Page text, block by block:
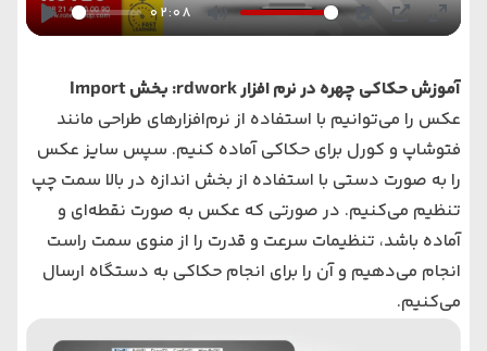
Play
02:08
Mute Settings
PIP Enter
آموزش حکاکی چهره در نرم افزار rdwork: بخش Import
عکس را می‌توانیم با استفاده از نرم‌افزارهای طراحی مانند
فتوشاپ و کورل برای حکاکی آماده کنیم. سپس سایز عکس
را به صورت دستی با استفاده از بخش اندازه در بالا سمت چپ
تنظیم‌ می‌کنیم. در صورتی که عکس به صورت نقطه‌ای و
آماده باشد، تنظیمات سرعت و قدرت را از منوی سمت راست
انجام می‌دهیم و آن را برای انجام حکاکی به دستگاه ارسال
می‌کنیم.